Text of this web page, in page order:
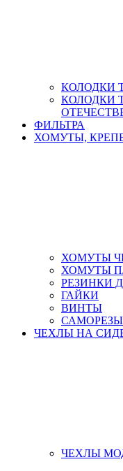
КОЛОДКИ
КОЛОДКИ
ФИЛЬТРА
ХОМУТЫ,
ХОМУТЫ
ХОМУТЫ
РЕЗИНКИ
ГАЙКИ
ВИНТЫ
САМОРЕЗЫ
ЧЕХЛЫ НА
ЧЕХЛЫ